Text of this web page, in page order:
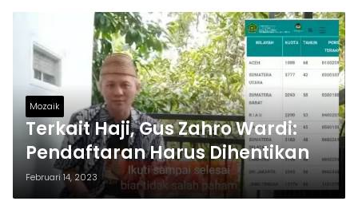
Mozaik
Terkait Haji, Gus Zahro Wardi:
Pendaftaran Harus Dihentikan
Februari 14, 2023